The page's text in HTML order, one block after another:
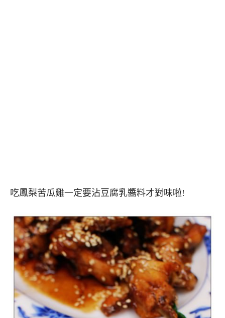
吃鳳梨苦瓜雞一定要沾豆腐乳醬料才對味啦!